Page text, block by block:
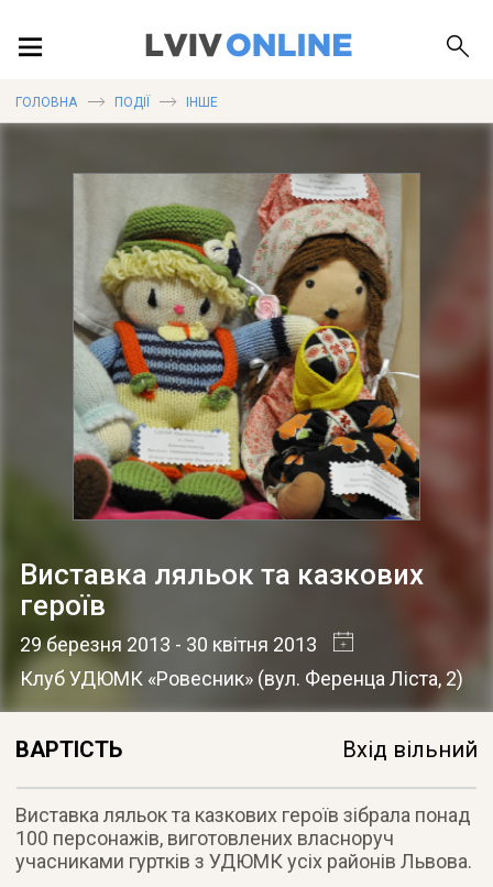
ПУБЛІКАЦІЇ
ДОВІДКА
ГОЛОВНА ПОДІЇ ІНШЕ
Виставка ляльок та казкових
героїв
29 березня 2013 - 30 квітня 2013
Клуб УДЮМК «Ровесник» (вул. Ференца Ліста, 2)
ВАРТІСТЬ Вхід вільний
Виставка ляльок та казкових героїв зібрала понад
100 персонажів, виготовлених власноруч
учасниками гуртків з УДЮМК усіх районів Львова.